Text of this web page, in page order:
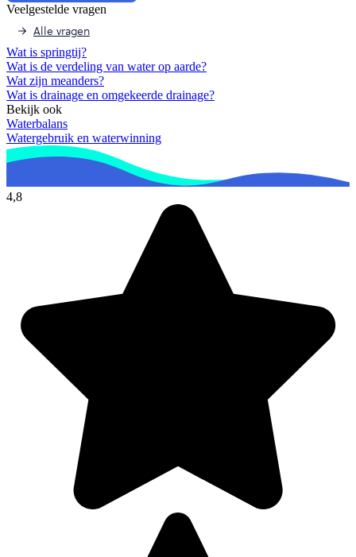
Veelgestelde vragen
Alle vragen
Wat is springtij?
Wat is de verdeling van water op aarde?
Wat zijn meanders?
Wat is drainage en omgekeerde drainage?
Bekijk ook
Waterbalans
Watergebruik en waterwinning
4,8